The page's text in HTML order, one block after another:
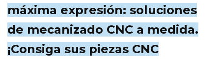
máxima expresión: soluciones
de mecanizado CNC a medida.
¡Consiga sus piezas CNC